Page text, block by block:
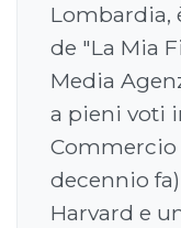
Lombardia,
de "La Mia
Media
a pieni voti
Commercio
decennio
Harvard e